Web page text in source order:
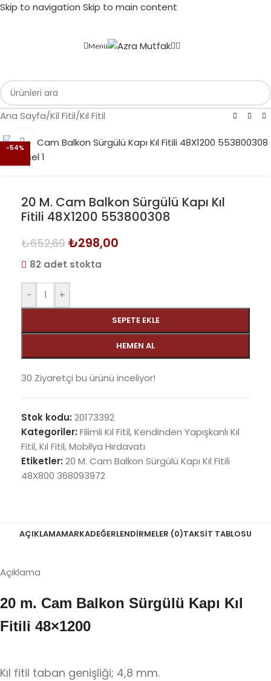
Skip to navigation Skip to main content
Menü
Ana Sayfa/Kil Fitil/Kıl Fitil
-54%
Büyütmek için tıklayın
20 M. Cam Balkon Sürgülü Kapı Kıl
Fitili 48X1200 553800308
₺652,69 ₺298,00
82 adet stokta
- +
SEPETE EKLE
HEMEN AL
30 Ziyaretçi bu ürünü inceliyor!
Stok kodu: 20173392
Kategoriler: Filimli Kıl Fitil,Kendinden Yapışkanlı Kıl
Fitil,Kıl Fitil,Mobilya Hırdavatı
Etiketler: 20 M. Cam Balkon Sürgülü Kapı Kıl Fitili
48X800 368093972
AÇIKLAMAMARKADEĞERLENDIRMELER (0)TAKSIT TABLOSU
Açıklama
20 m. Cam Balkon Sürgülü Kapı Kıl
Fitili 48×1200
Kıl fitil taban genişliği; 4,8 mm.